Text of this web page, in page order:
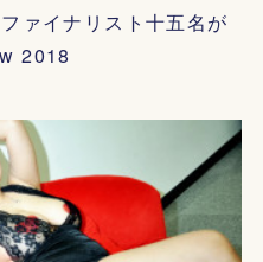
ァイナリスト十五名が
2018